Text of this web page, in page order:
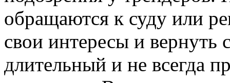
обращаются к суду или
свои интересы и вернуть
длительный и не всегда